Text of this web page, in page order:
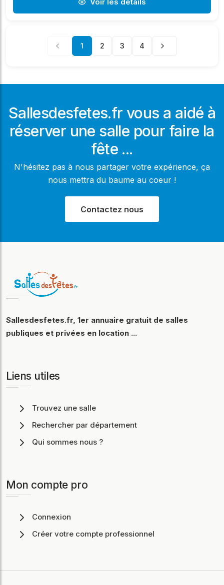
1 2 3 4
Sallesdesfetes.fr vous a aidé à
réserver une salle pour faire la
fête ...
N'hésitez pas à nous partager votre expérience, ça
nous mettra du baume au coeur !
Contactez nous
Sallesdesfetes.fr, 1er annuaire gratuit de salles
publiques et privées en location ...
Liens utiles
Trouvez une salle
Rechercher par département
Qui sommes nous ?
Mon compte pro
Connexion
Créer votre compte professionnel